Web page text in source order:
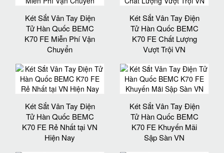
Két Sắt Vân Tay Điện
Tử Hàn Quốc BEMC
K70 FE Miễn Phí Vận
Chuyển
Két Sắt Vân Tay Điện
Tử Hàn Quốc BEMC
K70 FE Chất Lượng
Vượt Trội VN
Két Sắt Vân Tay Điện
Tử Hàn Quốc BEMC
K70 FE Rẻ Nhất tại VN
Hiện Nay
Két Sắt Vân Tay Điện
Tử Hàn Quốc BEMC
K70 FE Khuyến Mãi
Sập Sàn VN